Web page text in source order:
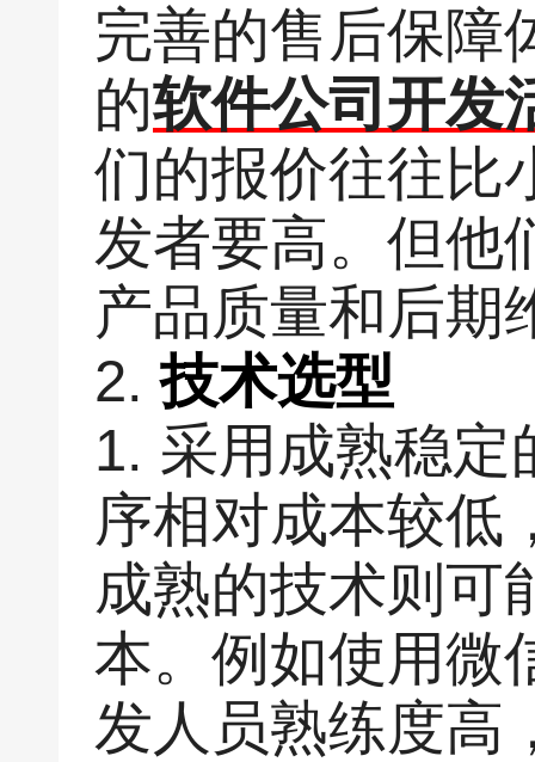
完善的售后保障
的软件公司开发
们的报价往往比
发者要高。但他
产品质量和后期
2.技术选型
1. 采用成熟稳定
序相对成本较低
成熟的技术则可
本。例如使用微
发人员熟练度高